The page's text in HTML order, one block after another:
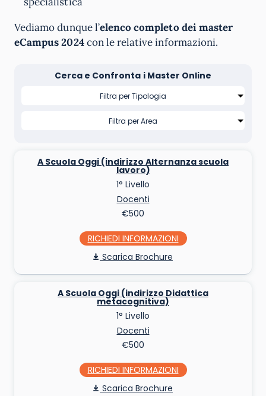
Vediamo dunque l’elenco completo dei master
eCampus 2024con le relative informazioni.
Cerca e Confronta i Master Online
A Scuola Oggi (indirizzo Alternanza scuola
lavoro)
1° Livello
Docenti
€500
RICHIEDI INFO
Scarica Brochure
A Scuola Oggi (indirizzo Didattica
metacognitiva)
1° Livello
Docenti
€500
RICHIEDI INFO
Scarica Brochure